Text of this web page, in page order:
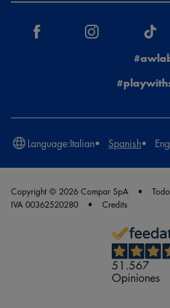
Language:Italian Spanish
Copyright © 2026 Compar SpA
IVA 00362520280
Credits
51.567
Opiniones